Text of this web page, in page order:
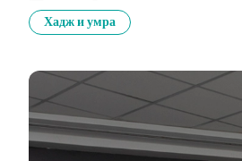
Хадж и умра